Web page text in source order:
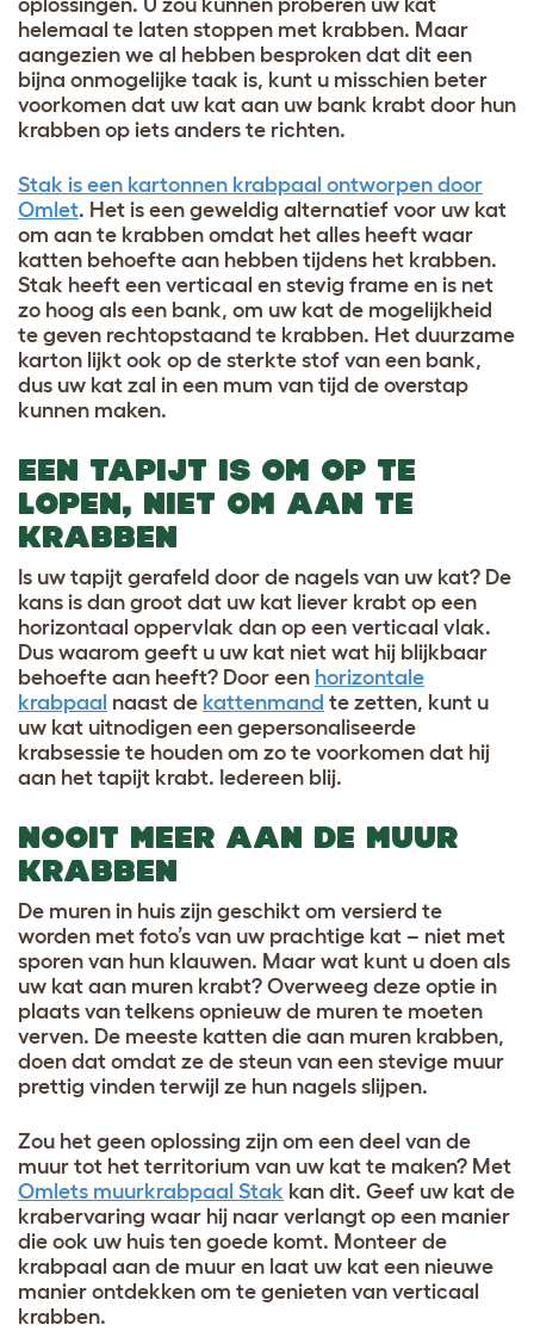
helemaal te laten stoppen met krabben. Maar
aangezien we al hebben besproken dat dit een
bijna onmogelijke taak is, kunt u misschien beter
voorkomen dat uw kat aan uw bank krabt door hun
krabben op iets anders te richten.
Stak is een kartonnen krabpaal ontworpen door
Omlet. Het is een geweldig alternatief voor uw kat
om aan te krabben omdat het alles heeft waar
katten behoefte aan hebben tijdens het krabben.
Stak heeft een verticaal en stevig frame en is net
zo hoog als een bank, om uw kat de mogelijkheid
te geven rechtopstaand te krabben. Het duurzame
karton lijkt ook op de sterkte stof van een bank,
dus uw kat zal in een mum van tijd de overstap
kunnen maken.
EEN TAPIJT IS OM OP TE
LOPEN, NIET OM AAN TE
KRABBEN
Is uw tapijt gerafeld door de nagels van uw kat? De
kans is dan groot dat uw kat liever krabt op een
horizontaal oppervlak dan op een verticaal vlak.
Dus waarom geeft u uw kat niet wat hij blijkbaar
behoefte aan heeft? Door een horizontale
krabpaal naast de kattenmand te zetten, kunt u
uw kat uitnodigen een gepersonaliseerde
krabsessie te houden om zo te voorkomen dat hij
aan het tapijt krabt. Iedereen blij.
NOOIT MEER AAN DE MUUR
KRABBEN
De muren in huis zijn geschikt om versierd te
worden met foto’s van uw prachtige kat – niet met
sporen van hun klauwen. Maar wat kunt u doen als
uw kat aan muren krabt? Overweeg deze optie in
plaats van telkens opnieuw de muren te moeten
verven. De meeste katten die aan muren krabben,
doen dat omdat ze de steun van een stevige muur
prettig vinden terwijl ze hun nagels slijpen.
Zou het geen oplossing zijn om een deel van de
muur tot het territorium van uw kat te maken? Met
Omlets muurkrabpaal Stak kan dit. Geef uw kat de
krabervaring waar hij naar verlangt op een manier
die ook uw huis ten goede komt. Monteer de
krabpaal aan de muur en laat uw kat een nieuwe
manier ontdekken om te genieten van verticaal
krabben.